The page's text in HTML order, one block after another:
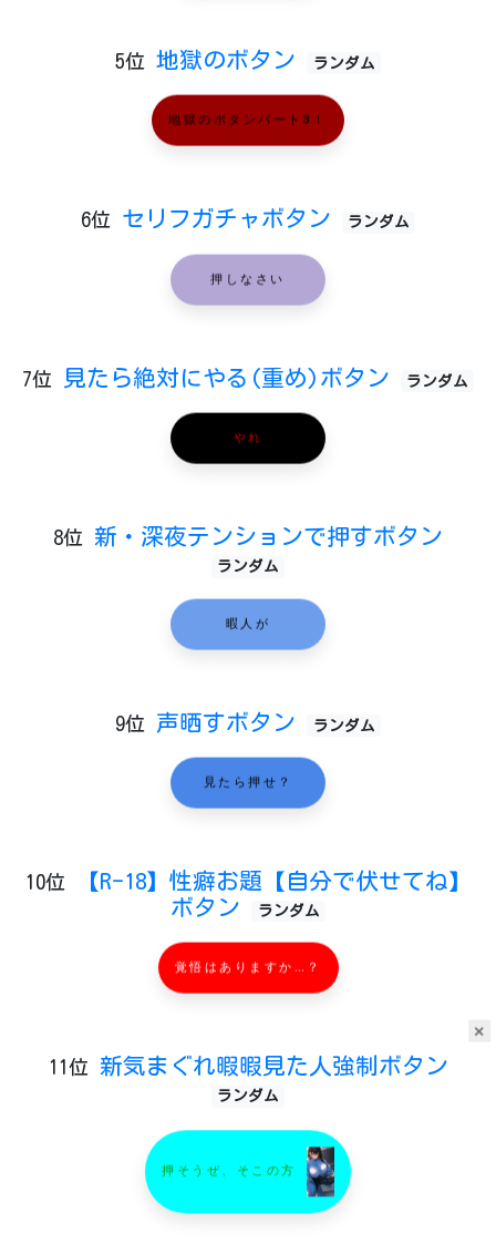
×
5位 地獄のボタン ランダム
地獄のボタンパート3！
6位 セリフガチャボタン ランダム
押しなさい
7位 見たら絶対にやる(重め)ボタン ランダム
やれ
8位 新・深夜テンションで押すボタン
ランダム
暇人が
9位 声晒すボタン ランダム
見たら押せ？
10位
【R-18】性癖お題【自分で伏せてね】
ボタン
ランダム
覚悟はありますか…？
11位 新気まぐれ暇暇見た人強制ボタン
ランダム
押そうぜ、そこの方